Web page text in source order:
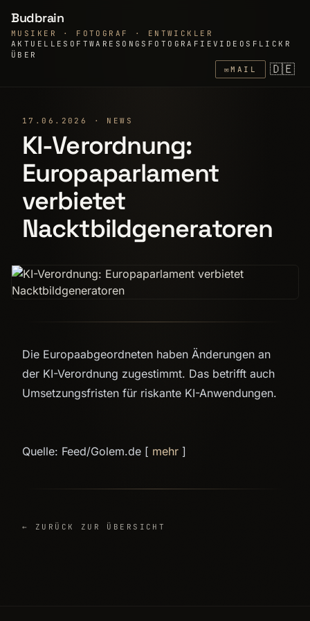
Budbrain
MUSIKER · FOTOGRAF · ENTWICKLER
AKTUELLE SOFTWARE SONGS FOTOGRAFIEVIDEOS FLICKR
ÜBER
✉MAIL 🇩🇪
17.06.2026 · NEWS
KI-Verordnung:
Europaparlament
verbietet
Nacktbildgeneratoren
Die Europaabgeordneten haben Änderungen an
der KI-Verordnung zugestimmt. Das betrifft auch
Umsetzungsfristen für riskante KI-Anwendungen.
Quelle: Feed/Golem.de [ mehr ]
← ZURÜCK ZUR ÜBERSICHT